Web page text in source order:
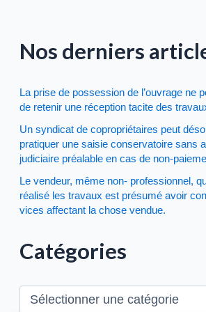
Nos derniers
La prise de possession de l’ouvrage ne
de retenir une réception tacite des
Un syndicat de copropriétaires peut
pratiquer une saisie conservatoire sans
judiciaire préalable en cas de non-
Le vendeur, même non- professionnel,
réalisé les travaux est présumé avoir
vices affectant la chose vendue.
Catégories
C